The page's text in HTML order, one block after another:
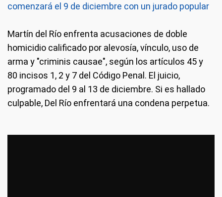
comenzará el 9 de diciembre con un jurado popular
Martín del Río enfrenta acusaciones de doble
homicidio calificado por alevosía, vínculo, uso de
arma y "criminis causae", según los artículos 45 y
80 incisos 1, 2 y 7 del Código Penal. El juicio,
programado del 9 al 13 de diciembre. Si es hallado
culpable, Del Río enfrentará una condena perpetua.